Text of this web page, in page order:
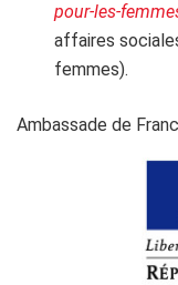
pour-les-
affaires
femmes).
Ambassade de